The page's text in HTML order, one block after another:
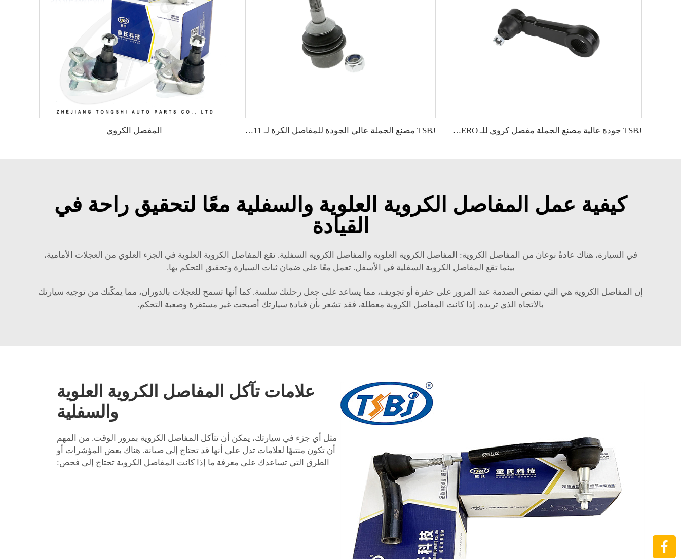
TSBJ جودة عالية مصنع الجملة مفصل كروي للـ MITSUBISHI PAJERO الأصلي MB831040 TSBJ مصنع الجملة عالي الجودة للمفاصل الكرة لـ GRAND CHEROKEE IV (WK, WK2) 2011- الأصلي 68069647AA CH-ES-13883 المفصل الكروي
كيفية عمل المفاصل الكروية العلوية والسفلية معًا لتحقيق راحة في
القيادة
في السيارة، هناك عادةً نوعان من المفاصل الكروية: المفاصل الكروية العلوية والمفاصل الكروية السفلية. تقع المفاصل الكروية العلوية في الجزء العلوي من العجلات الأمامية،
بينما تقع المفاصل الكروية السفلية في الأسفل. تعمل معًا على ضمان ثبات السيارة وتحقيق التحكم بها.
إن المفاصل الكروية هي التي تمتص الصدمة عند المرور على حفرة أو تجويف، مما يساعد على جعل رحلتك سلسة. كما أنها تسمح للعجلات بالدوران، مما يمكّنك من توجيه سيارتك
بالاتجاه الذي تريده. إذا كانت المفاصل الكروية معطلة، فقد تشعر بأن قيادة سيارتك أصبحت غير مستقرة وصعبة التحكم.
علامات تآكل المفاصل الكروية العلوية
والسفلية
مثل أي جزء في سيارتك، يمكن أن تتآكل المفاصل الكروية بمرور الوقت. من المهم
أن تكون منتبهًا لعلامات تدل على أنها قد تحتاج إلى صيانة. هناك بعض المؤشرات أو
الطرق التي تساعدك على معرفة ما إذا كانت المفاصل الكروية تحتاج إلى فحص: